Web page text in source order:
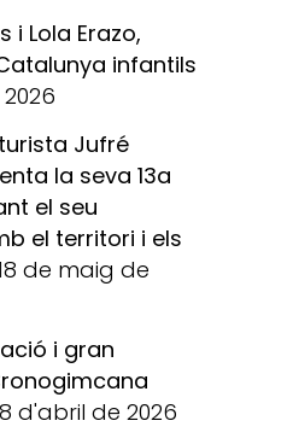
i Lola Erazo,
infantils
Jufré
la seva 13a
el seu
el territori i els
de maig de
i gran
d'abril de 2026